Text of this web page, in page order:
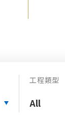
工程類型
All